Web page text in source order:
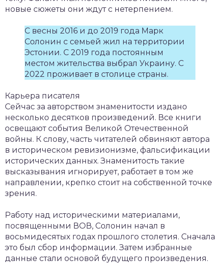
новые сюжеты они ждут с нетерпением.
С весны 2016 и до 2019 года Марк
Солонин с семьей жил на территории
Эстонии. С 2019 года постоянным
местом жительства выбрал Украину. С
2022 проживает в столице страны.
Карьера писателя
Сейчас за авторством знаменитости издано
несколько десятков произведений. Все книги
освещают события Великой Отечественной
войны. К слову, часть читателей обвиняют автора
в историческом ревизионизме, фальсификации
исторических данных. Знаменитость такие
высказывания игнорирует, работает в том же
направлении, крепко стоит на собственной точке
зрения.
Работу над историческими материалами,
посвященными ВОВ, Солонин начал в
восьмидесятых годах прошлого столетия. Сначала
это был сбор информации. Затем избранные
данные стали основой будущего произведения.